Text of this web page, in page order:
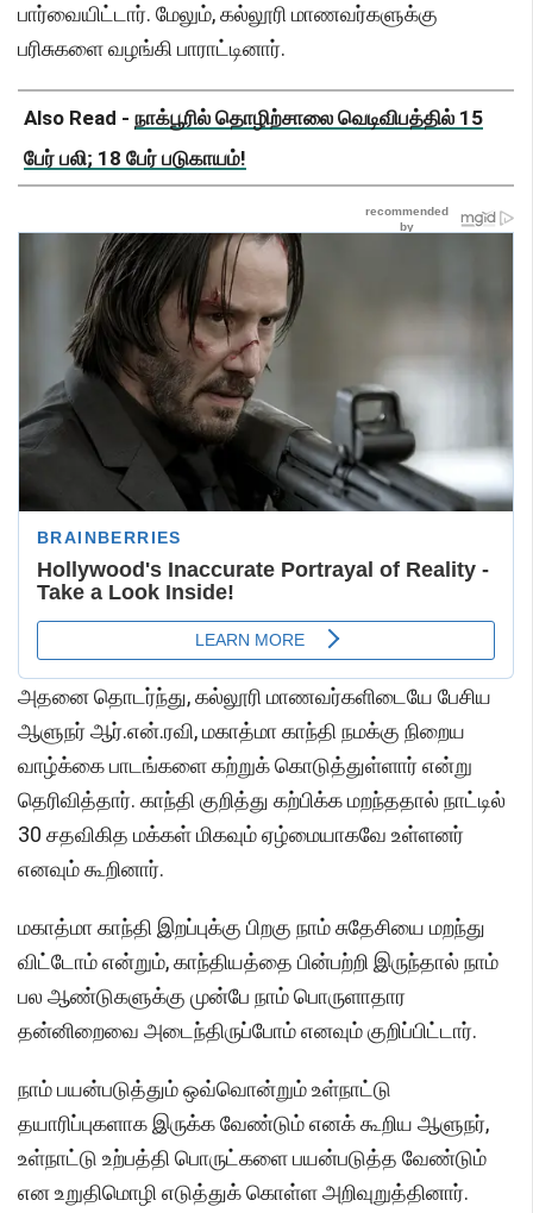
பார்வையிட்டார். மேலும், கல்லூரி மாணவர்களுக்கு
பரிசுகளை வழங்கி பாராட்டினார்.
Also Read - நாக்பூரில் தொழிற்சாலை வெடிவிபத்தில் 15
பேர் பலி; 18 பேர் படுகாயம்!
அதனை தொடர்ந்து, கல்லூரி மாணவர்களிடையே பேசிய
ஆளுநர் ஆர்.என்.ரவி, மகாத்மா காந்தி நமக்கு நிறைய
வாழ்க்கை பாடங்களை கற்றுக் கொடுத்துள்ளார் என்று
தெரிவித்தார். காந்தி குறித்து கற்பிக்க மறந்ததால் நாட்டில்
30 சதவிகித மக்கள் மிகவும் ஏழ்மையாகவே உள்ளனர்
எனவும் கூறினார்.
மகாத்மா காந்தி இறப்புக்கு பிறகு நாம் சுதேசியை மறந்து
விட்டோம் என்றும், காந்தியத்தை பின்பற்றி இருந்தால் நாம்
பல ஆண்டுகளுக்கு முன்பே நாம் பொருளாதார
தன்னிறைவை அடைந்திருப்போம் எனவும் குறிப்பிட்டார்.
நாம் பயன்படுத்தும் ஒவ்வொன்றும் உள்நாட்டு
தயாரிப்புகளாக இருக்க வேண்டும் எனக் கூறிய ஆளுநர்,
உள்நாட்டு உற்பத்தி பொருட்களை பயன்படுத்த வேண்டும்
என உறுதிமொழி எடுத்துக் கொள்ள அறிவுறுத்தினார்.